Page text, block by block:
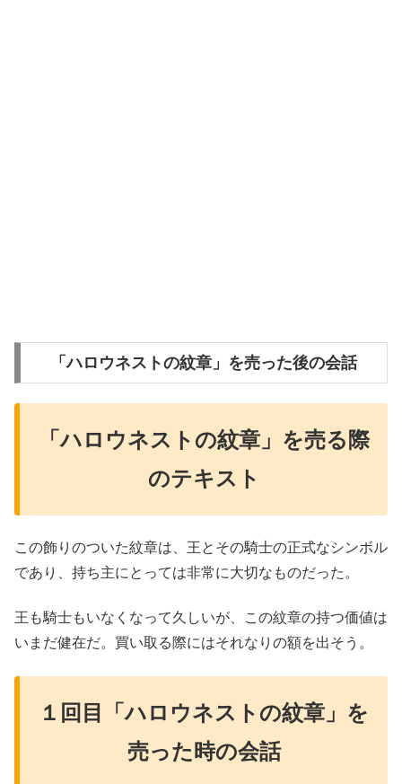
「ハロウネストの紋章」を売った後の会話
「ハロウネストの紋章」を売る際
のテキスト
この飾りのついた紋章は、王とその騎士の正式なシンボル
であり、持ち主にとっては非常に大切なものだった。
王も騎士もいなくなって久しいが、この紋章の持つ価値は
いまだ健在だ。買い取る際にはそれなりの額を出そう。
１回目「ハロウネストの紋章」を
売った時の会話